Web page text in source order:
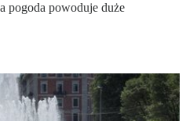
pogoda powoduje duże